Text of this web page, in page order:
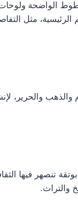
الواضحة ولوحات
مثل
والحرير،
بوتقة تنصهر فيها
والتراث.